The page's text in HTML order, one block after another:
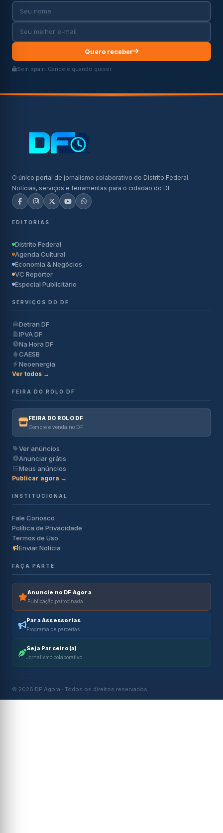
Quero receber
Sem spam. Cancele quando quiser.
O único portal de jornalismo colaborativo do Distrito Federal.
Notícias, serviços e ferramentas para o cidadão do DF.
EDITORIAS
Distrito Federal
Agenda Cultural
Economia & Negócios
VC Repórter
Especial Publicitário
SERVIÇOS DO DF
Detran DF
IPVA DF
Na Hora DF
CAESB
Neoenergia
Ver todos →
FEIRA DO ROLO DF
FEIRA DO ROLO DF
Compre e venda no DF
Ver anúncios
Anunciar grátis
Meus anúncios
Publicar agora →
INSTITUCIONAL
Fale Conosco
Política de Privacidade
Termos de Uso
Enviar Notícia
FAÇA PARTE
Anuncie no DF Agora
Publicação patrocinada
Para Assessorias
Programa de parcerias
Seja Parceiro(a)
Jornalismo colaborativo
© 2026 DF Agora · Todos os direitos reservados